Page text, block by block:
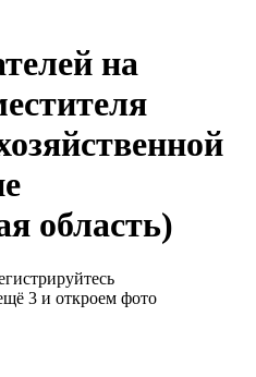
на
область)
3 и откроем фото